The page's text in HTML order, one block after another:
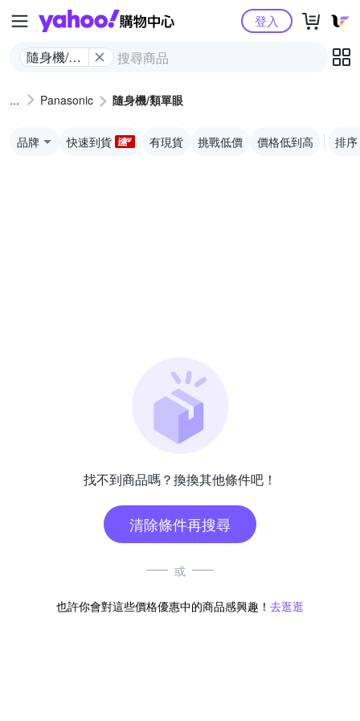
Yahoo購物中心
隨身機/類
登入
Panasonic 隨身機/類單眼
品牌 快速到貨 有現貨 挑戰低價 價格低到高 排序
找不到商品嗎？換換其他條件吧！
清除條件再搜尋
或
也許你會對這些價格優惠中的商品感興趣！ 去逛逛